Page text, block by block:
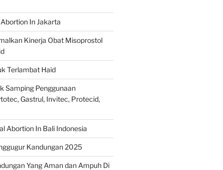
In Jakarta
Kinerja Obat Misoprostol
Terlambat Haid
Samping Penggunaan
Gastrul, Invitec, Protecid,
Abortion In Bali Indonesia
Kandungan 2025
Yang Aman dan Ampuh Di